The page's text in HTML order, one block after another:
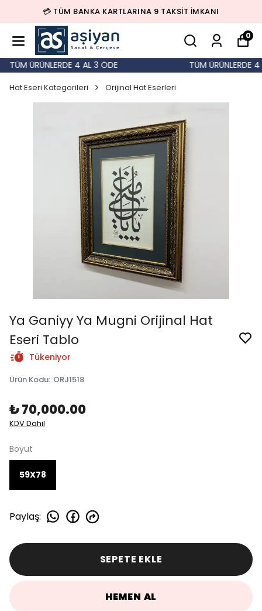
💳 TÜM BANKA KARTLARINA 9 TAKSİT İMKANI
0
TÜM ÜRÜNLERDE 4 AL 3 ÖDE TÜM ÜRÜNLERDE 4
Hat Eseri Kategorileri Orijinal Hat Eserleri
Ya Ganiyy Ya Mugni Orijinal Hat
Eseri Tablo
Tükeniyor
Ürün Kodu: ORJ1518
₺ 70,000.00
KDV Dahil
Boyut
59X78
Paylaş:
SEPETE EKLE
HEMEN AL